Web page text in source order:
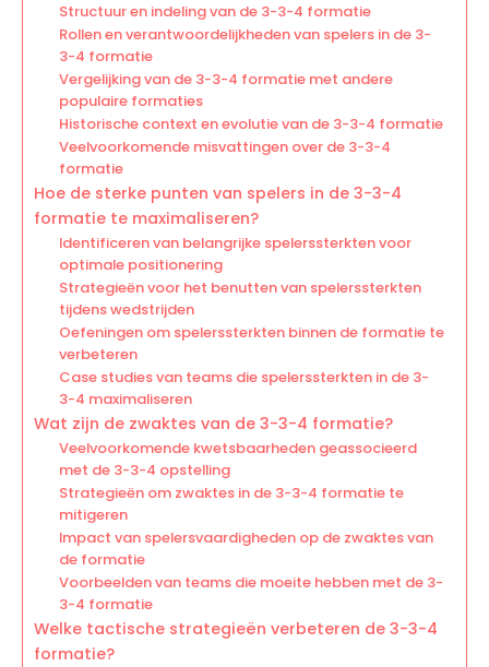
Structuur en indeling van de 3-3-4 formatie
Rollen en verantwoordelijkheden van spelers in de 3-
3-4 formatie
Vergelijking van de 3-3-4 formatie met andere
populaire formaties
Historische context en evolutie van de 3-3-4 formatie
Veelvoorkomende misvattingen over de 3-3-4
formatie
Hoe de sterke punten van spelers in de 3-3-4
formatie te maximaliseren?
Identificeren van belangrijke spelerssterkten voor
optimale positionering
Strategieën voor het benutten van spelerssterkten
tijdens wedstrijden
Oefeningen om spelerssterkten binnen de formatie te
verbeteren
Case studies van teams die spelerssterkten in de 3-
3-4 maximaliseren
Wat zijn de zwaktes van de 3-3-4 formatie?
Veelvoorkomende kwetsbaarheden geassocieerd
met de 3-3-4 opstelling
Strategieën om zwaktes in de 3-3-4 formatie te
mitigeren
Impact van spelersvaardigheden op de zwaktes van
de formatie
Voorbeelden van teams die moeite hebben met de 3-
3-4 formatie
Welke tactische strategieën verbeteren de 3-3-4
formatie?